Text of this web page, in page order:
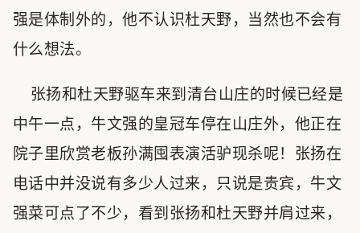
强是体制外的，他不认识杜天野，当然也不会有
什么想法。
张扬和杜天野驱车来到清台山庄的时候已经是
中午一点，牛文强的皇冠车停在山庄外，他正在
院子里欣赏老板孙满囤表演活驴现杀呢！张扬在
电话中并没说有多少人过来，只说是贵宾，牛文
强菜可点了不少，看到张扬和杜天野并肩过来，